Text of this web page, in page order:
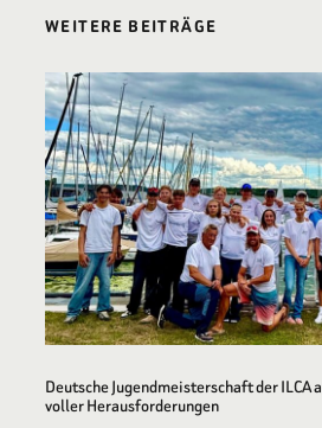
WEITERE BEITRÄGE
Deutsche Jugendmeisterschaft der ILCA
voller Herausforderungen